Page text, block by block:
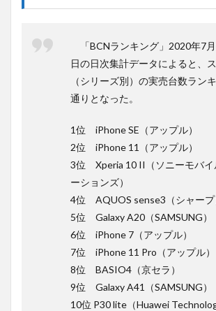
「BCNランキング」2020年7
日の日次集計データによると、
（シリーズ別）の実売台数ラン
通りとなった。
1位 iPhone SE（アップル）
2位 iPhone 11（アップル）
3位 Xperia 10 II（ソニーモバイ
ーションズ）
4位 AQUOS sense3（シャープ
5位 Galaxy A20（SAMSUNG）
6位 iPhone 7（アップル）
7位 iPhone 11 Pro（アップル）
8位 BASIO4（京セラ）
9位 Galaxy A41（SAMSUNG）
10位 P30 lite（Huawei